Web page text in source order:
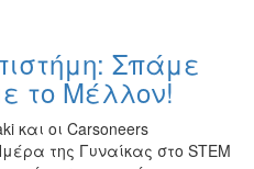
Σπάμε
το Μέλλον!
και οι Carsoneers
της Γυναίκας στο STEM